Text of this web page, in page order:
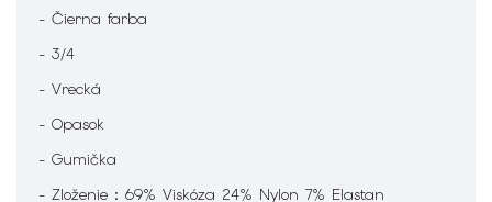
- Čierna farba
- 3/4
- Vrecká
- Opasok
- Gumička
- Zloženie : 69% Viskóza 24% Nylon 7% Elastan